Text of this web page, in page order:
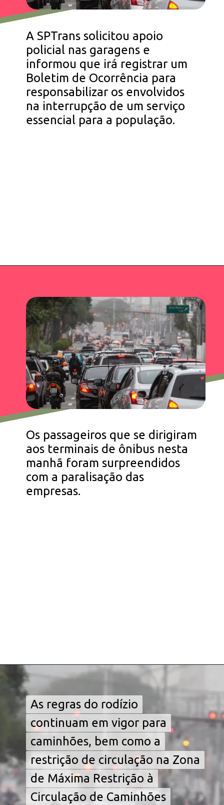
A SPTrans solicitou apoio
policial nas garagens e
informou que irá registrar um
Boletim de Ocorrência para
responsabilizar os envolvidos
na interrupção de um serviço
essencial para a população.
Os passageiros que se dirigiram
aos terminais de ônibus nesta
manhã foram surpreendidos
com a paralisação das
empresas.
Opening
As regras do rodízio
continuam em vigor para
caminhões, bem como a
restrição de circulação na Zona
de Máxima Restrição à
Circulação de Caminhões
As regras do rodízio
continuam em vigor para
caminhões, bem como a
restrição de circulação na Zona
de Máxima Restrição à
Circulação de Caminhões